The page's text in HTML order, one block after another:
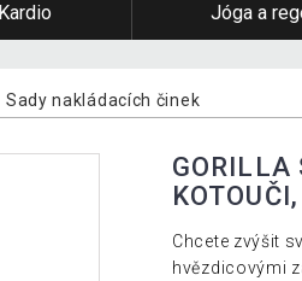
Kardio Jóga a
Sady nakládacích činek
GORILLA
Chcete zvýšit
hvězdicovými